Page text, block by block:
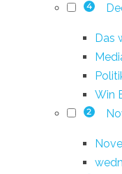
4
Das
Win
2